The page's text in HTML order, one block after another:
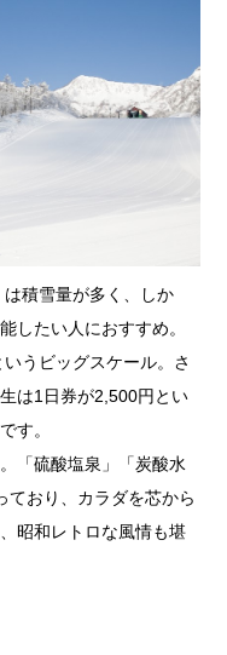
は積雪量が多く、しか
したい人におすすめ。
うビッグスケール。さ
は1日券が2,500円とい
す。
「硫酸塩泉」「炭酸水
ており、カラダを芯から
昭和レトロな風情も堪